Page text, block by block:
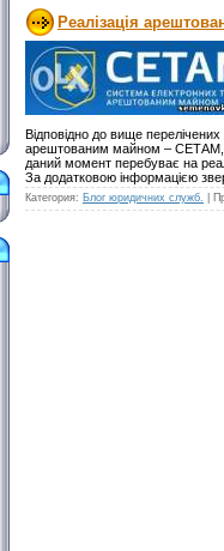
Реалізація
Відповідно до вище
арештованим майном – СЕТАМ,
даний момент перебуває на
За додатковою інформацією
Категория: Блог юридичних служб.